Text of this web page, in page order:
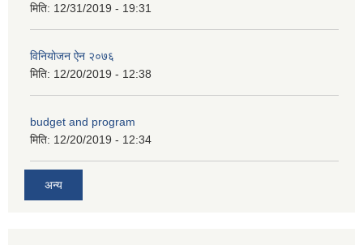
मिति: 12/31/2019 - 19:31
विनियोजन ऐन २०७६
मिति: 12/20/2019 - 12:38
budget and program
मिति: 12/20/2019 - 12:34
अन्य